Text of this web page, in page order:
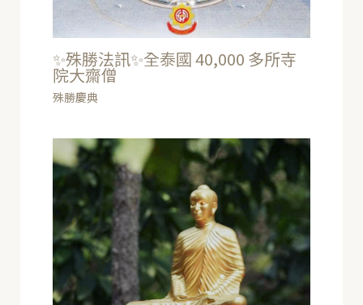
✨殊勝法訊✨全泰國 40,000 多所寺
院大齋僧
殊勝慶典